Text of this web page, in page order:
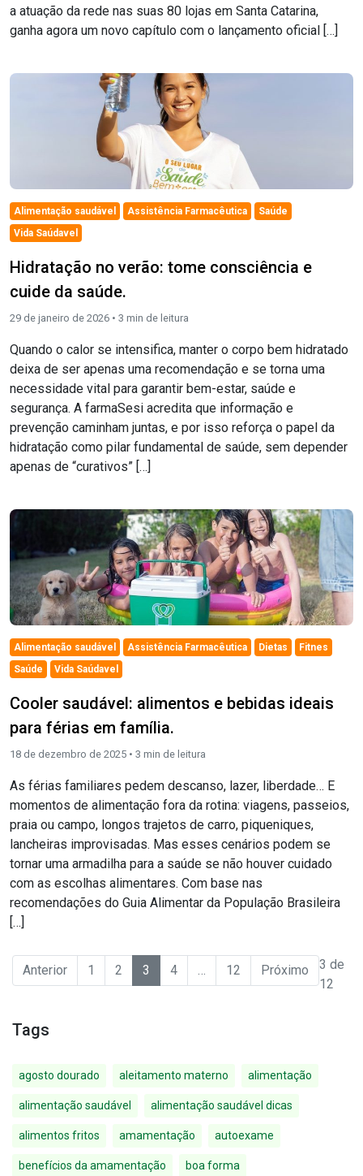
a atuação da rede nas suas 80 lojas em Santa Catarina,
ganha agora um novo capítulo com o lançamento oficial […]
Alimentação saudável Assistência Farmacêutica
Saúde
Vida Saúdavel
Hidratação no verão: tome consciência e
cuide da saúde.
29 de janeiro de 2026 • 3 min de leitura
Quando o calor se intensifica, manter o corpo bem hidratado
deixa de ser apenas uma recomendação e se torna uma
necessidade vital para garantir bem-estar, saúde e
segurança. A farmaSesi acredita que informação e
prevenção caminham juntas, e por isso reforça o papel da
hidratação como pilar fundamental de saúde, sem depender
apenas de “curativos” […]
Alimentação saudável Assistência Farmacêutica Dietas
Fitnes
Saúde
Vida Saúdavel
Cooler saudável: alimentos e bebidas ideais
para férias em família.
18 de dezembro de 2025 • 3 min de leitura
As férias familiares pedem descanso, lazer, liberdade… E
momentos de alimentação fora da rotina: viagens, passeios,
praia ou campo, longos trajetos de carro, piqueniques,
lancheiras improvisadas. Mas esses cenários podem se
tornar uma armadilha para a saúde se não houver cuidado
com as escolhas alimentares. Com base nas
recomendações do Guia Alimentar da População Brasileira
[…]
Anterior 1 2 3 4 12 Próximo 3 de
12
Tags
agosto dourado aleitamento materno alimentação
alimentação saudável alimentação saudável dicas
alimentos fritos amamentação autoexame
benefícios da amamentação boa forma